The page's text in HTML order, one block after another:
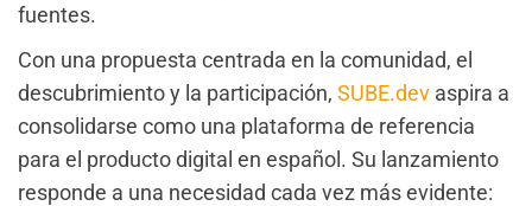
fuentes.
Con una propuesta centrada en la comunidad, el
descubrimiento y la participación, SUBE.dev aspira a
consolidarse como una plataforma de referencia
para el producto digital en español. Su lanzamiento
responde a una necesidad cada vez más evidente: